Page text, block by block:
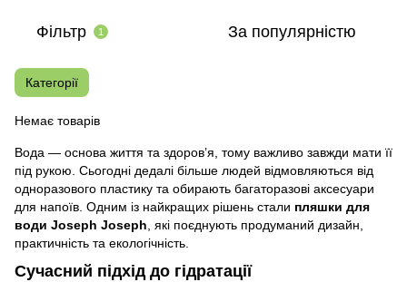
Фільтр 1 За популярністю
Категорії
Немає товарів
Вода — основа життя та здоров’я, тому важливо завжди мати її
під рукою. Сьогодні дедалі більше людей відмовляються від
одноразового пластику та обирають багаторазові аксесуари
для напоїв. Одним із найкращих рішень стали пляшки для
води Joseph Joseph , які поєднують продуманий дизайн,
практичність та екологічність.
Сучасний підхід до гідратації